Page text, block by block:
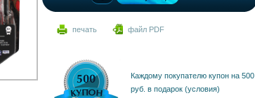
печать файл PDF
Каждому покупателю купон на 500
руб. в подарок (условия)